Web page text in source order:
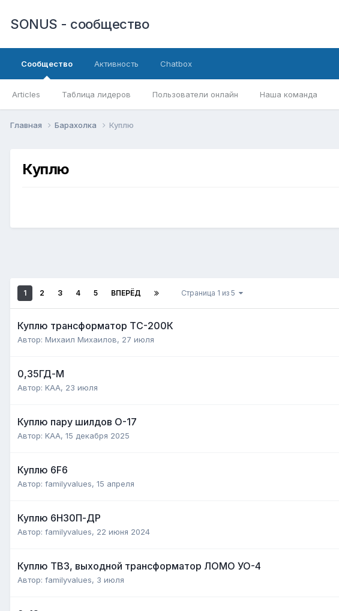
SONUS - сообщество
Сообщество
Articles Таблица лидеров Пользователи онлайн Наша команда
Активность Chatbox
Главная Барахолка Куплю
Куплю
1 2 3 4 5 ВПЕРЁД Страница 1 из 5
Куплю трансформатор ТС-200К
Автор: Михаил Михаилов, 27 июля
0,35ГД-М
Автор: KAA, 23 июля
Куплю пару шилдов О-17
Автор: KAA, 15 декабря 2025
Куплю 6F6
Автор: familyvalues, 15 апреля
Куплю 6Н30П-ДР
Автор: familyvalues, 22 июня 2024
Куплю ТВЗ, выходной трансформатор ЛОМО УО-4
Автор: familyvalues, 3 июля